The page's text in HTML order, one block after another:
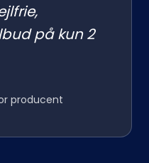
på kun 2
producent